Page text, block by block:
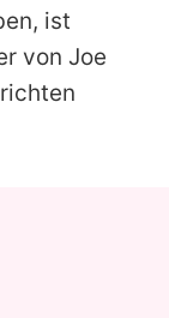
ist
von Joe